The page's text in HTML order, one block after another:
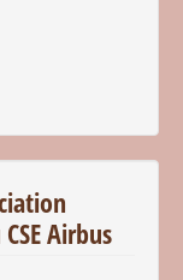
Airbus